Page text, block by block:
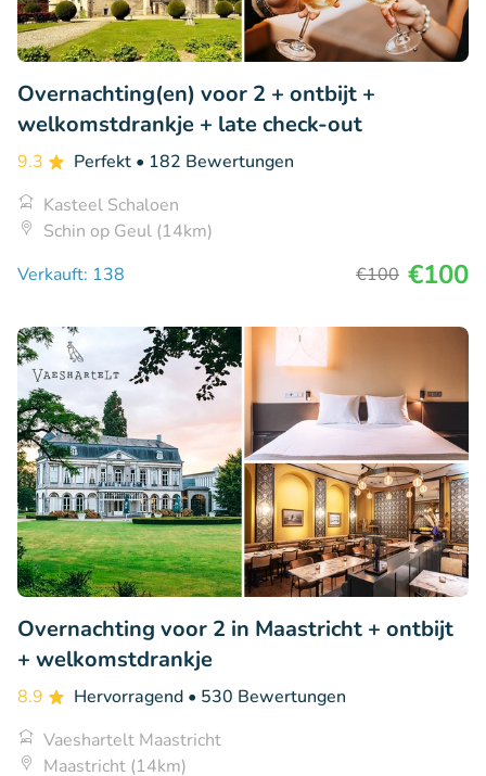
Overnachting(en) voor 2 + ontbijt +
welkomstdrankje + late check-out
9.3 Perfekt • 182 Bewertungen
Kasteel Schaloen
Schin op Geul (14km)
Verkauft: 138
€100 €100
Overnachting voor 2 in Maastricht + ontbijt
+ welkomstdrankje
8.9 Hervorragend • 530 Bewertungen
Vaeshartelt Maastricht
Maastricht (14km)